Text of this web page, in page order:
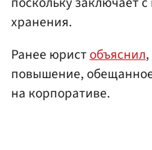
хранения.
Ранее юристобъяснил
повышение,
на корпоративе.